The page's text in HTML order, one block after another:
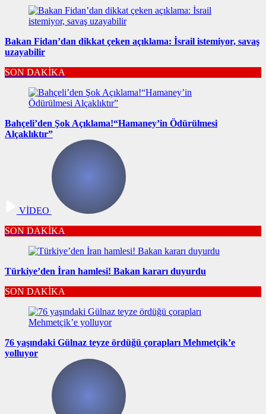
Bakan Fidan’dan dikkat çeken açıklama: İsrail istemiyor, savaş
uzayabilir
SON DAKİKA
Bahçeli’den Şok Açıklama!“Hamaney’in Ödürülmesi
Alçaklıktır”
VİDEO
SON DAKİKA
Türkiye’den İran hamlesi! Bakan kararı duyurdu
SON DAKİKA
76 yaşındaki Gülnaz teyze ördüğü çorapları Mehmetçik’e
yolluyor